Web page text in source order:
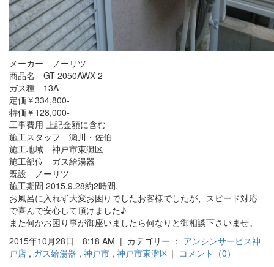
メーカー ノーリツ
商品名 GT-2050AWX-2
ガス種 13A
定価￥334,800-
特価￥128,000-
工事費用 上記金額に含む
施工スタッフ 瀬川・佐伯
施工地域 神戸市東灘区
施工部位 ガス給湯器
既設 ノーリツ
施工期間 2015.9.28約2時間.
お風呂に入れず大変お困りでしたお客様でしたが、スピード対応
で喜んで安心して頂けました♪
また何かお困り事が御座いましたら何なりと御相談下さいませ。
2015年10月28日 8:18 AM | カテゴリー ： アンシンサービス神
戸店 , ガス給湯器 , 神戸市 , 神戸市東灘区 ｜ コメント（0）